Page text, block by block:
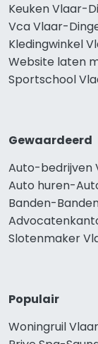
Keuken Vlaar-
Vca Vlaar-
Kledingwinkel
Website laten
Sportschool
Gewaardeerd
Auto-bedrijven
Auto huren-
Banden-
Slotenmaker
Populair
Woningruil